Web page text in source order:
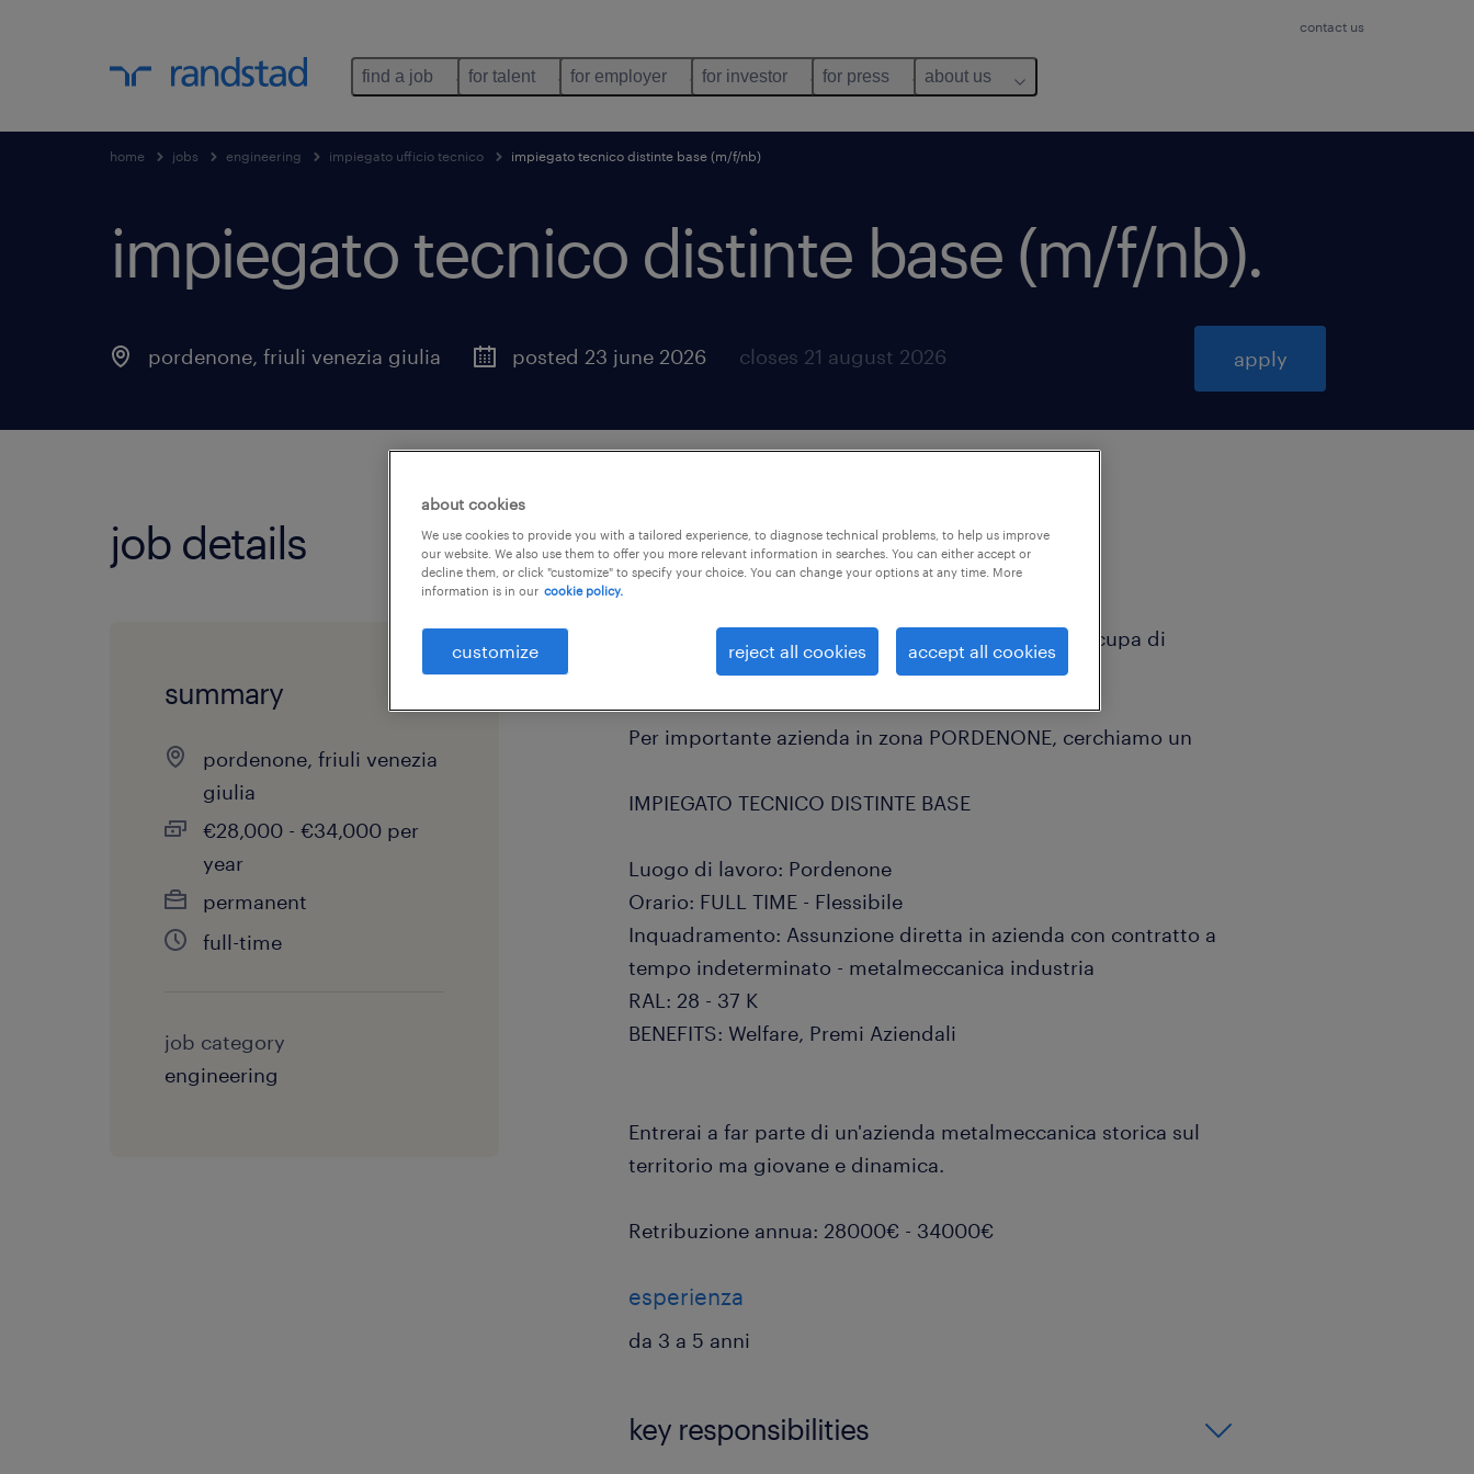
contact us
find a job for talent for employer for investor for press about us
home jobs engineering impiegato ufficio tecnico impiegato tecnico distinte base (m/f/nb)
impiegato tecnico distinte base (m/f/nb).
pordenone, friuli venezia giulia posted 23 june 2026 closes 21 august 2026 apply
job details
summary
pordenone, friuli venezia
giulia
€28,000 - €34,000 per
year
permanent
full-time
job category
engineering
Randstad Talent Selection è la specialty che si occupa di
Ricerca & Selezione di professionisti qualificati.
Per importante azienda in zona PORDENONE, cerchiamo un
IMPIEGATO TECNICO DISTINTE BASE
Luogo di lavoro: Pordenone
Orario: FULL TIME - Flessibile
Inquadramento: Assunzione diretta in azienda con contratto a
tempo indeterminato - metalmeccanica industria
RAL: 28 - 37 K
BENEFITS: Welfare, Premi Aziendali
Entrerai a far parte di un'azienda metalmeccanica storica sul
territorio ma giovane e dinamica.
Retribuzione annua: 28000€ - 34000€
esperienza
da 3 a 5 anni
key responsibilities
about cookies
We use cookies to provide you with a tailored experience, to diagnose technical problems, to help us improve
our website. We also use them to offer you more relevant information in searches. You can either accept or
decline them, or click "customize" to specify your choice. You can change your options at any time. More
information is in our cookie policy.
customize reject all cookies accept all cookies